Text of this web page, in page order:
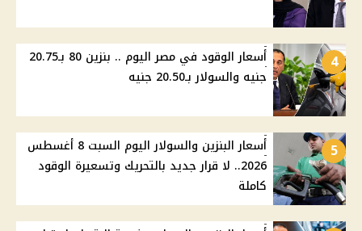
4
أسعار الوقود في مصر اليوم .. بنزين 80 بـ20.75
جنيه والسولار بـ20.50 جنيه
5
أسعار البنزين والسولار اليوم السبت 8 أغسطس
2026.. لا قرار جديد بالتحريك وتسعيرة الوقود
كاملة